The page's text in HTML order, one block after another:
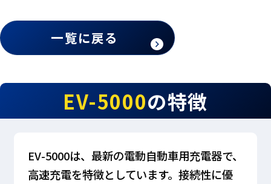
一覧に戻る
EV-5000の特徴
EV-5000は、最新の電動自動車用充電器で、
高速充電を特徴としています。接続性に優